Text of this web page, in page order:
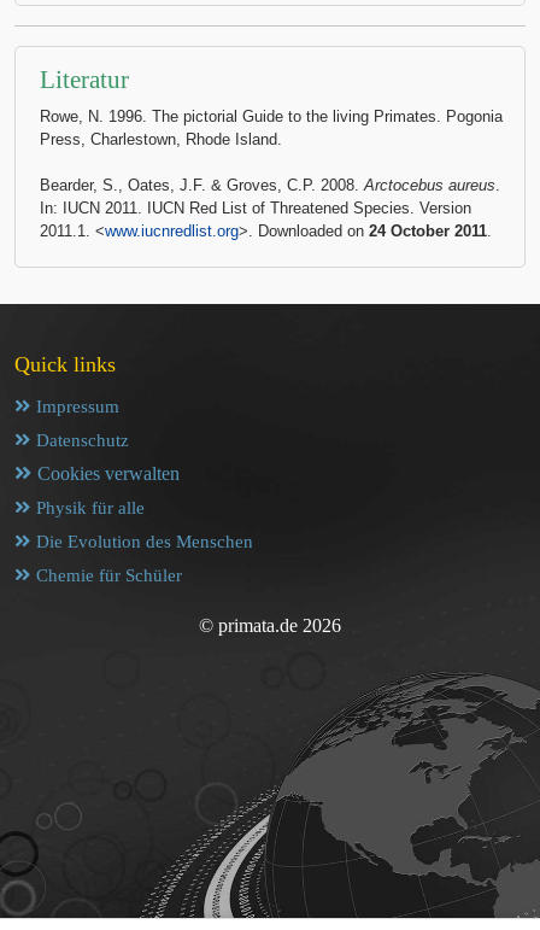
Literatur
Rowe, N. 1996. The pictorial Guide to the living Primates. Pogonia
Press, Charlestown, Rhode Island.
Bearder, S., Oates, J.F. & Groves, C.P. 2008.Arctocebus aureus.
In: IUCN 2011. IUCN Red List of Threatened Species. Version
2011.1. <www.iucnredlist.org>. Downloaded on 24 October 2011.
Quick links
Impressum
Datenschutz
Cookies verwalten
Physik für alle
Die Evolution des Menschen
Chemie für Schüler
© primata.de 2026